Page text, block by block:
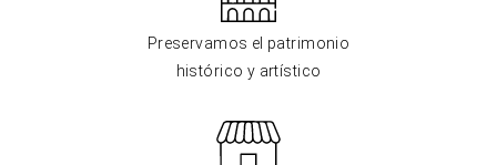
Preservamos el patrimonio
histórico y artístico